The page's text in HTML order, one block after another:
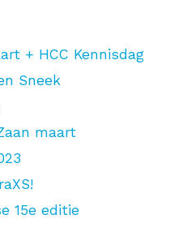
+ HCC Kennisdag
Sneek
maart
15e editie